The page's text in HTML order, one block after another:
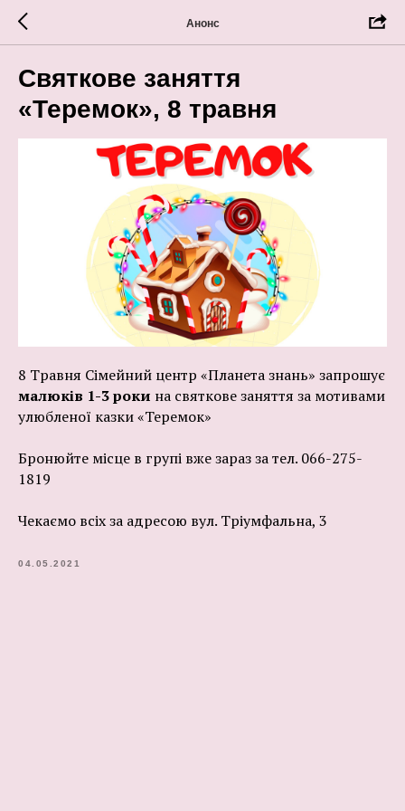
Анонс
Святкове заняття
«Теремок», 8 травня
8 Травня Сімейний центр «Планета знань» запрошує
малюків 1-3 роки на святкове заняття за мотивами
улюбленої казки «Теремок»
Бронюйте місце в групі вже зараз за тел. 066-275-
1819
Чекаємо всіх за адресою вул. Тріумфальна, 3
04.05.2021